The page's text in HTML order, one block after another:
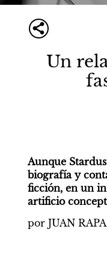
Un
Aunque
biografía y
ficción, en un
artificio
por JUAN